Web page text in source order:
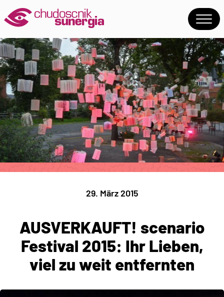
29. März 2015
AUSVERKAUFT! scenario
Festival 2015: Ihr Lieben,
viel zu weit entfernten